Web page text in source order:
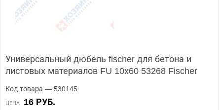
Универсальный дюбель fischer для бетона и
листовых материалов FU 10х60 53268 Fischer
Код товара — 530145
ЦЕНА 16 РУБ.